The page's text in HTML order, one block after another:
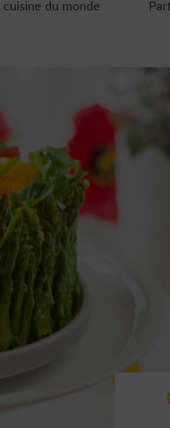
cuisine du monde